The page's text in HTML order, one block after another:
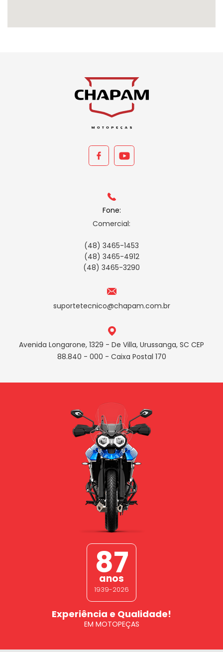
Fone:
Comercial:
(48) 3465-1453
(48) 3465-4912
(48) 3465-3290
suportetecnico@chapam.com.br
Avenida Longarone, 1329 - De Villa, Urussanga, SC CEP
88.840 - 000 - Caixa Postal 170
87
anos
1939-2026
Experiência e Qualidade!
EM MOTOPEÇAS